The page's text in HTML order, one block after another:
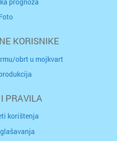
KORISNIKE
obrt u mojkvart
PRAVILA
korištenja